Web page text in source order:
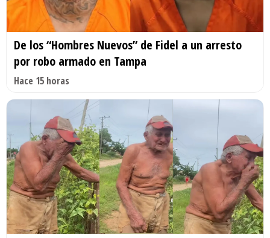
De los “Hombres Nuevos” de Fidel a un arresto
por robo armado en Tampa
Hace 15 horas